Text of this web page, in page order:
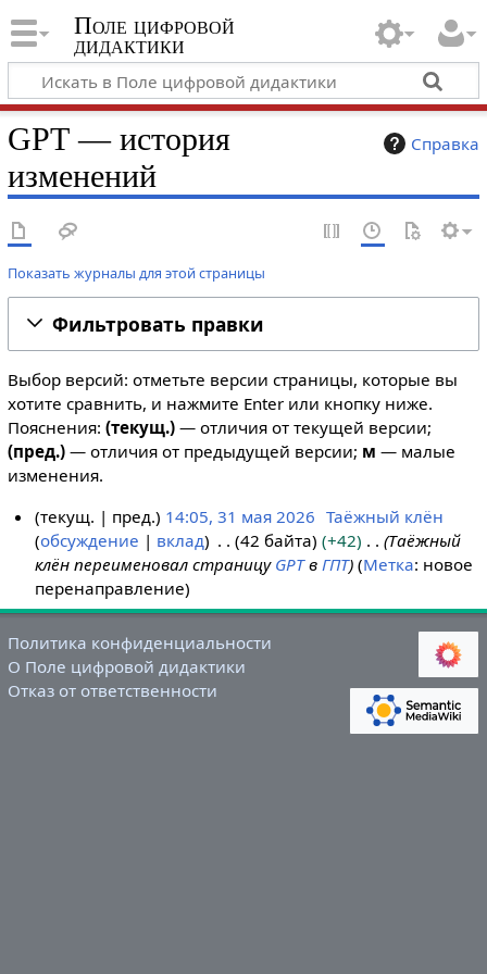
Поле цифровой
дидактики
Справка
GPT — история
изменений
Показать журналы для этой страницы
Фильтровать правки
Выбор версий: отметьте версии страницы, которые вы
хотите сравнить, и нажмите Enter или кнопку ниже.
Пояснения: (текущ.)— отличия от текущей версии;
(пред.)— отличия от предыдущей версии; м — малые
изменения.
а
я
2
0
текущ. пред. 14:05, 31 мая 2026 Таёжный клён
обсуждение
вклад 42 байта +42
Таёжный
клён переименовал страницу GPTвГПТ Метка: новое
перенаправление
Политика конфиденциальности
О Поле цифровой дидактики
Отказ от ответственности